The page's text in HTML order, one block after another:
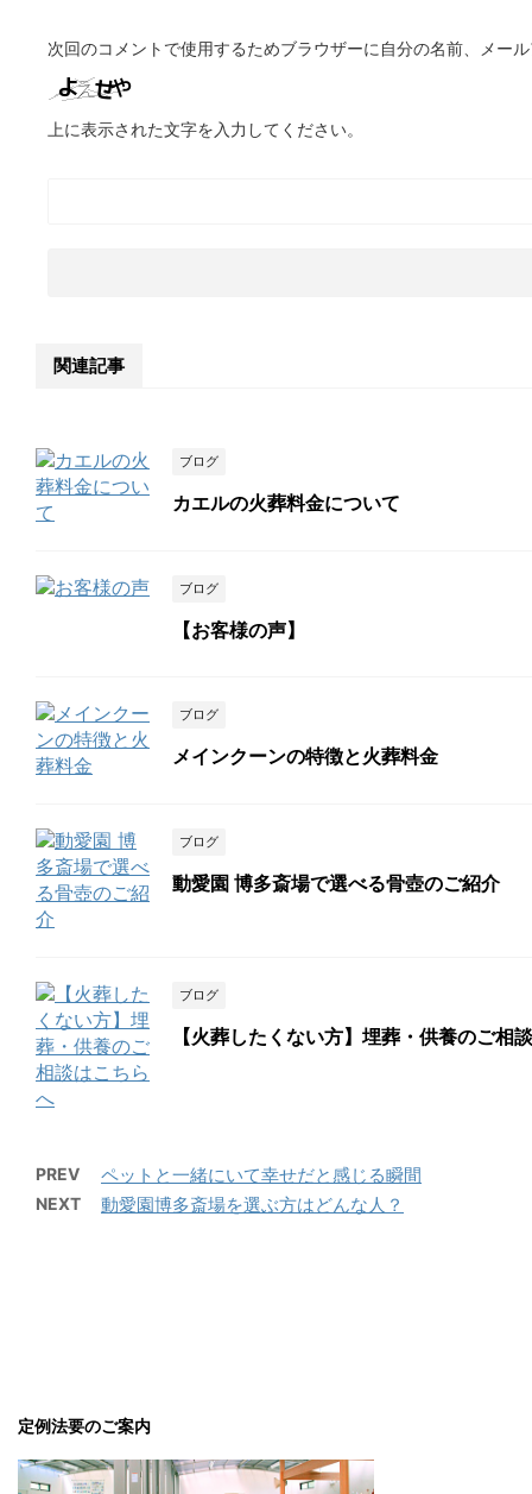
次回のコメントで使用するためブラウザーに自分の名前、メール
上に表示された文字を入力してください。
関連記事
ブログ
カエルの火葬料金について
ブログ
【お客様の声】
ブログ
メインクーンの特徴と火葬料金
ブログ
動愛園 博多斎場で選べる骨壺のご紹介
ブログ
【火葬したくない方】埋葬・供養のご相
PREV ペットと一緒にいて幸せだと感じる瞬間
NEXT 動愛園博多斎場を選ぶ方はどんな人？
定例法要のご案内